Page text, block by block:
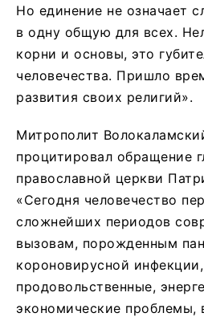
Но единение не означает
в одну общую для всех.
корни и основы, это
человечества. Пришло
развития своих религий».
Митрополит
процитировал обращение
православной церкви
«Сегодня человечество
сложнейших периодов
вызовам, порожденным
короновирусной
продовольственные,
экономические проблемы,